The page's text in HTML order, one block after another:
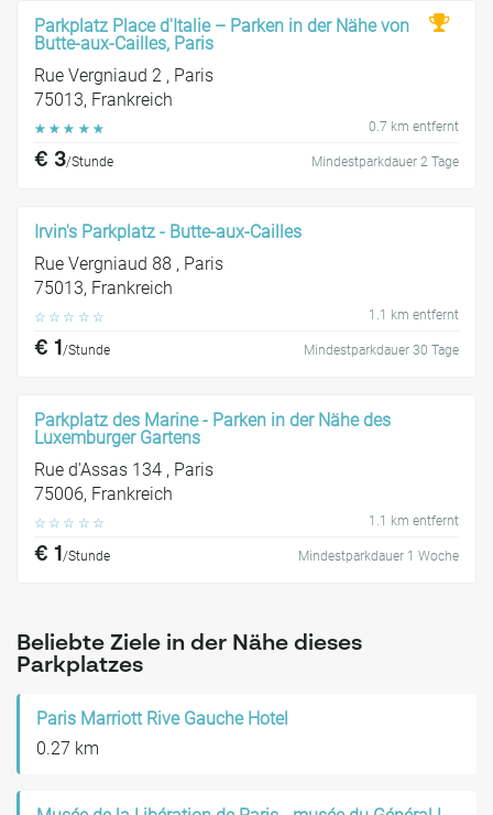
Parkplatz Place d'Italie – Parken in der Nähe von
Butte-aux-Cailles, Paris
Rue Vergniaud 2 , Paris
75013, Frankreich
☆ ☆ ☆ ☆ ☆ 0.7 km entfernt
€ 3/Stunde Mindestparkdauer 2 Tage
Irvin's Parkplatz - Butte-aux-Cailles
Rue Vergniaud 88 , Paris
75013, Frankreich
☆ ☆ ☆ ☆ ☆ 1.1 km entfernt
€ 1/Stunde Mindestparkdauer 30 Tage
Parkplatz des Marine - Parken in der Nähe des
Luxemburger Gartens
Rue d'Assas 134 , Paris
75006, Frankreich
☆ ☆ ☆ ☆ ☆ 1.1 km entfernt
€ 1/Stunde Mindestparkdauer 1 Woche
Beliebte Ziele in der Nähe dieses
Parkplatzes
Paris Marriott Rive Gauche Hotel
0.27 km